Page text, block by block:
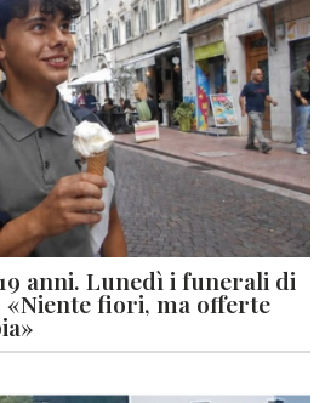
anni. Lunedì i funerali di
fiori, ma offerte